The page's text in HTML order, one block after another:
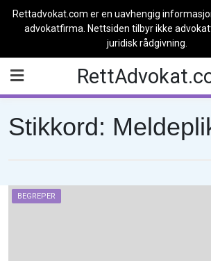
Rettadvokat.com er en uavhengig
advokatfirma. Nettsiden tilbyr ikke
juridisk rådgivning.
content
Stikkord:
BEGREPER